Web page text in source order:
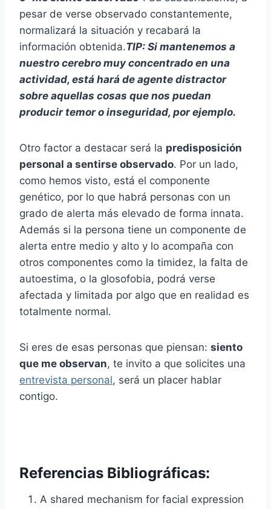
pesar de verse observado constantemente,
normalizará la situación y recabará la
información obtenida.TIP: Si mantenemos a
nuestro cerebro muy concentrado en una
actividad, está hará de agente distractor
sobre aquellas cosas que nos puedan
producir temor o inseguridad, por ejemplo.
Otro factor a destacar será la predisposición
personal a sentirse observado. Por un lado,
como hemos visto, está el componente
genético, por lo que habrá personas con un
grado de alerta más elevado de forma innata.
Además si la persona tiene un componente de
alerta entre medio y alto y lo acompaña con
otros componentes como la timidez, la falta de
autoestima, o la glosofobia, podrá verse
afectada y limitada por algo que en realidad es
totalmente normal.
Si eres de esas personas que piensan: siento
que me observan, te invito a que solicites una
entrevista personal, será un placer hablar
contigo.
Referencias Bibliográficas:
A shared mechanism for facial expression